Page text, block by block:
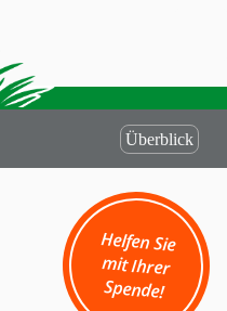
Helfen Sie
mit Ihrer
Spende!
Überblick